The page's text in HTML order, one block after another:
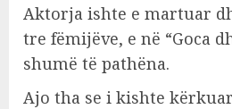
Aktorja ishte e martuar
tre fëmijëve, e në “Goca
shumë të pathëna.
Ajo tha se i kishte